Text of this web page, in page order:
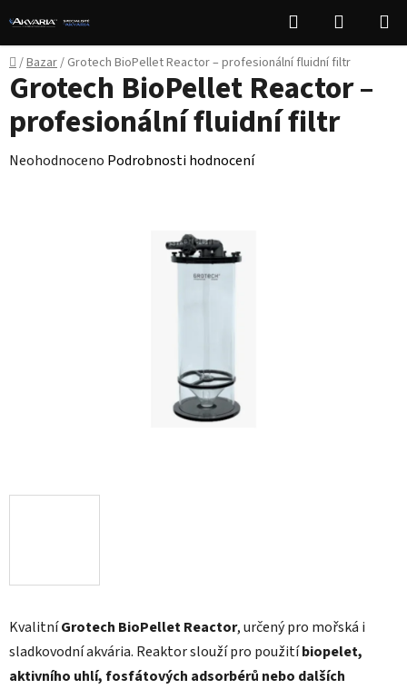
na
obsah
Hledat
KOŠÍK
Domů
/Bazar/ Grotech BioPellet Reactor – profesionální fluidní filtr
KvalitníGrotech BioPellet Reactor, určený pro mořská i
sladkovodní akvária. Reaktor slouží pro použitíbiopelet,
aktivního uhlí, fosfátových adsorbérů nebo dalších
Grotech BioPellet Reactor –
profesionální fluidní filtr
Průměrné
Neohodnoceno Podrobnosti hodnocení